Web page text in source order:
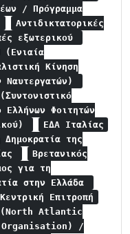
/ Πρόγραμμα
Αντιδικτατορικές
εξωτερικού
(Ενιαία
Κίνηση
Ναυτεργατών)
Ελλήνων Φοιτητών
ΕΔΑ Ιταλίας
Δημοκρατία της
Βρετανικός
για τη
στην Ελλάδα
Επιτροπή
(North Atlantic
/